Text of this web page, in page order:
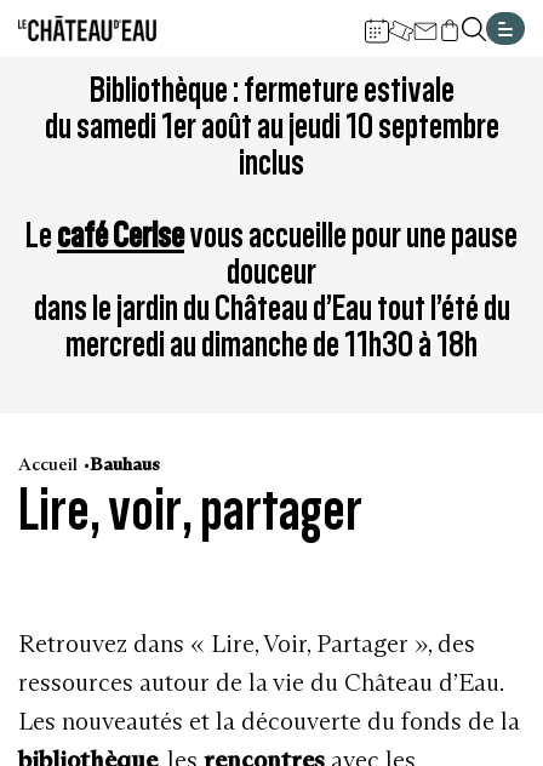
Aller
contenu
Aller
à
la
navigation
à
la
recherche
Aller
au
pied
plan
Bibliothèque : fermeture estivale
du samedi 1er août au jeudi 10 septembre
inclus
Lecafé Cerisevous accueille pour une pause
douceur
dans le jardin du Château d’Eau tout l’été du
mercredi au dimanche de 11h30 à 18h
Accueil Bauhaus
Lire, voir, partager
Retrouvez dans « Lire, Voir, Partager », des
ressources autour de la vie du Château d’Eau.
Les nouveautés et la découverte du fonds de la
bibliothèque, les rencontres avec les